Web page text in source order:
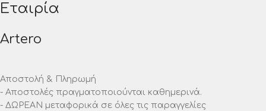
Εταιρία
Artero
Αποστολή & Πληρωμή
- Αποστολές πραγματοποιούνται καθημερινά.
- ΔΩΡΕΑΝ μεταφορικά σε όλες τις παραγγελίες